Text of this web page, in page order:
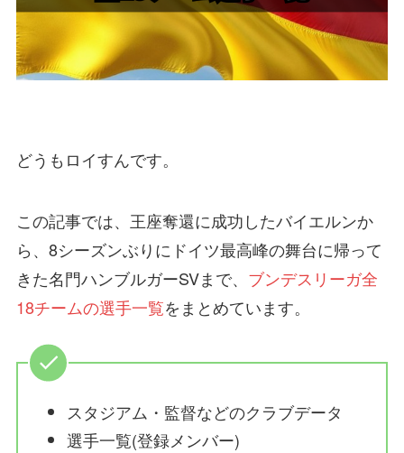
どうもロイすんです。
この記事では、王座奪還に成功したバイエルンか
ら、8シーズンぶりにドイツ最高峰の舞台に帰って
きた名門ハンブルガーSVまで、 ブンデスリーガ全
18チームの選手一覧をまとめています。
スタジアム・監督などのクラブデータ
選手一覧(登録メンバー)